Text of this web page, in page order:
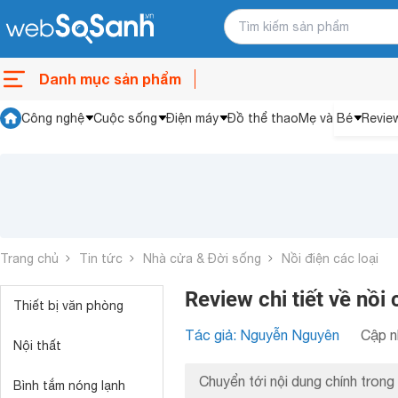
Danh mục sản phẩm
Công nghệ Cuộc sống Điện máy Đồ thể thaoMẹ và Bé
Trang chủ Tin tức Nhà cửa & Đời sống Nồi điện các loại
Thiết bị văn phòng
Nội thất
Bình tắm nóng lạnh
Review chi tiết về nồi
Tác giả: Nguyễn Nguyên Cập
Chuyển tới nội dung chính trong